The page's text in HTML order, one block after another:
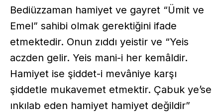
Bediüzzaman hamiyet ve gayret “Ümit ve
Emel” sahibi olmak gerektiğini ifade
etmektedir. Onun zıddı yeistir ve “Yeis
aczden gelir. Yeis mani-i her kemâldir.
Hamiyet ise şiddet-i mevâniye karşı
şiddetle mukavemet etmektir. Çabuk ye’se
ınkılab eden hamiyet hamiyet değildir”